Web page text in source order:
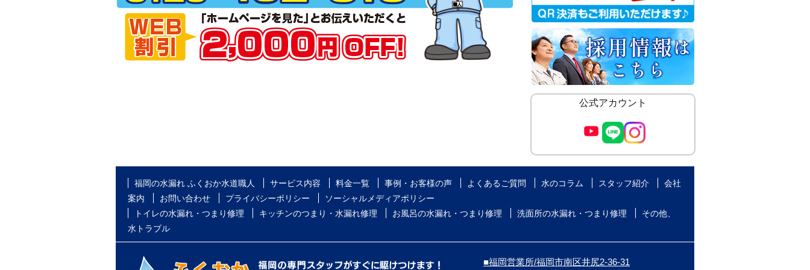
公式アカウント
福岡の水漏れ ふくおか水道職人 サービス内容 料金一覧 事例・お客様の声 よくあるご質問 水のコラム スタッフ紹介
会社
案内
お問い合わせ プライバシーポリシー
ソーシャルメディアポリシー
トイレの水漏れ・つまり修理
キッチンのつまり・水漏れ修理 お風呂の水漏れ・つまり修理 洗面所の水漏れ・つまり修理
その他、
水トラブル
■福岡営業所/福岡市南区井尻2-36-31